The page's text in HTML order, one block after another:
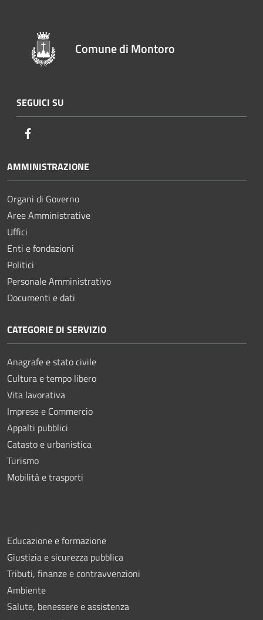
Comune di Montoro
SEGUICI SU
AMMINISTRAZIONE
Organi di Governo
Aree Amministrative
Uffici
Enti e fondazioni
Politici
Personale Amministrativo
Documenti e dati
CATEGORIE DI SERVIZIO
Anagrafe e stato civile
Cultura e tempo libero
Vita lavorativa
Imprese e Commercio
Appalti pubblici
Catasto e urbanistica
Turismo
Mobilità e trasporti
Educazione e formazione
Giustizia e sicurezza pubblica
Tributi, finanze e contravvenzioni
Ambiente
Salute, benessere e assistenza